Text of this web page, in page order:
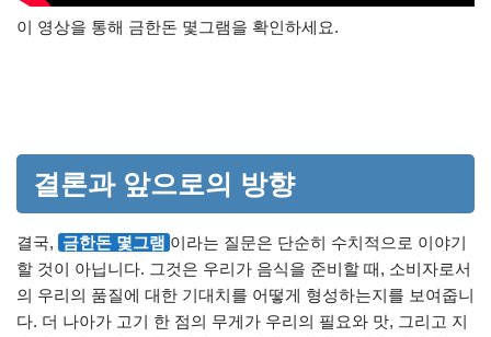
이 영상을 통해 금한돈 몇그램을 확인하세요.
결론과 앞으로의 방향
결국, 금한돈 몇그램 이라는 질문은 단순히 수치적으로 이야기
할 것이 아닙니다. 그것은 우리가 음식을 준비할 때, 소비자로서
의 우리의 품질에 대한 기대치를 어떻게 형성하는지를 보여줍니
다. 더 나아가 고기 한 점의 무게가 우리의 필요와 맛, 그리고 지